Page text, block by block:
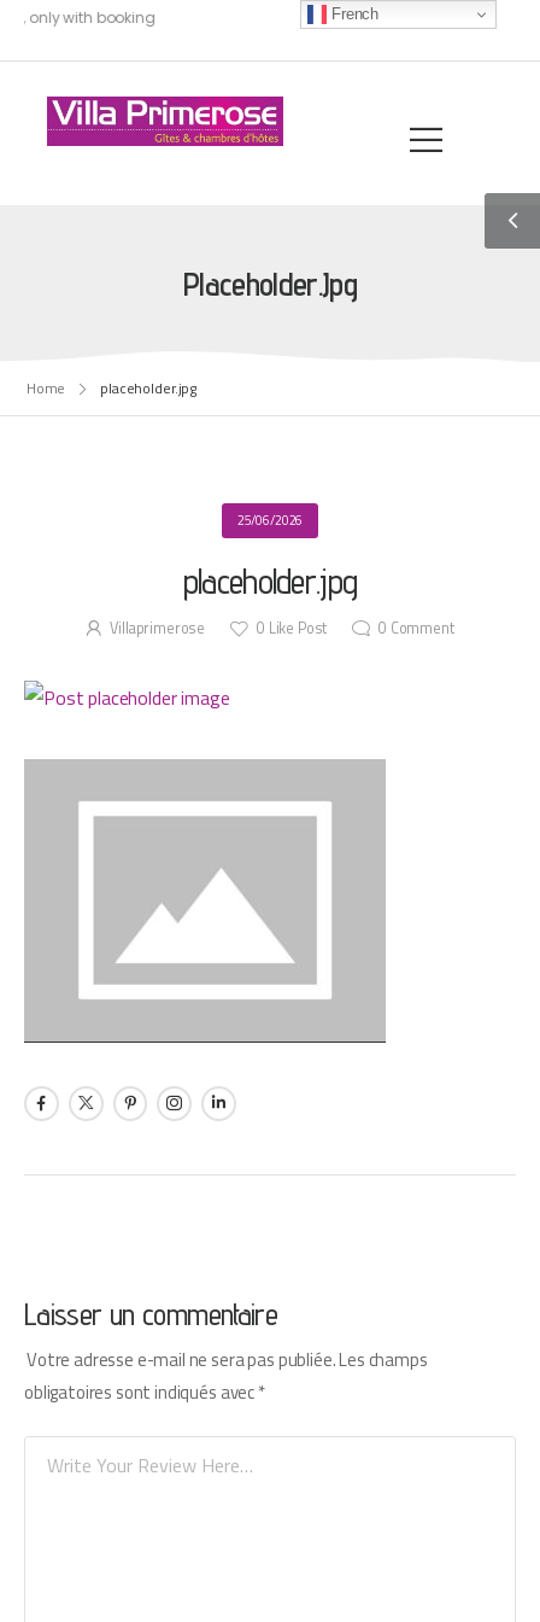
only with booking
Placeholder.jpg
Home placeholder.jpg
25/06/2026
placeholder.jpg
Villaprimerose 0 Like Post 0 Comment
Laisser un commentaire
Votre adresse e-mail ne sera pas publiée.Les champs
obligatoires sont indiqués avec*
French